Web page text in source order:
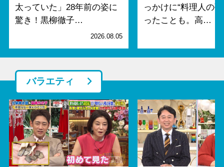
太っていた」28年前の姿に
驚き！黒柳徹子…
2026.08.05
っかけに“料理人の
ったことも。高…
バラエティ